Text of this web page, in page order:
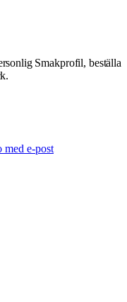
Smakprofil, beställa
med e-post